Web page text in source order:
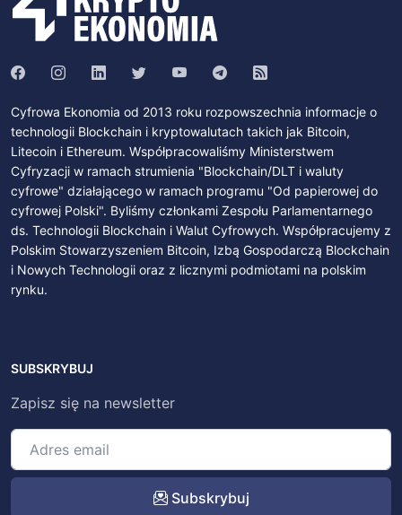
Cyfrowa Ekonomia od 2013 roku rozpowszechnia informacje o
technologii Blockchain i kryptowalutach takich jak Bitcoin,
Litecoin i Ethereum. Współpracowaliśmy Ministerstwem
Cyfryzacji w ramach strumienia "Blockchain/DLT i waluty
cyfrowe" działającego w ramach programu "Od papierowej do
cyfrowej Polski". Byliśmy członkami Zespołu Parlamentarnego
ds. Technologii Blockchain i Walut Cyfrowych. Współpracujemy z
Polskim Stowarzyszeniem Bitcoin, Izbą Gospodarczą Blockchain
i Nowych Technologii oraz z licznymi podmiotami na polskim
rynku.
SUBSKRYBUJ
Zapisz się na newsletter
Subskrybuj